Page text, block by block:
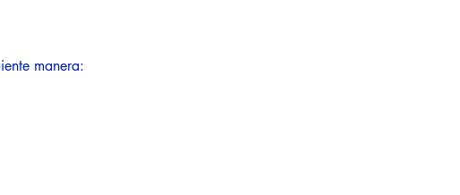
manera: